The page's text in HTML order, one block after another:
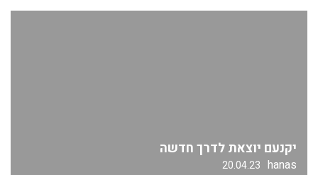
יקנעם יוצאת לדרך חדשה
hanas
20.04.23